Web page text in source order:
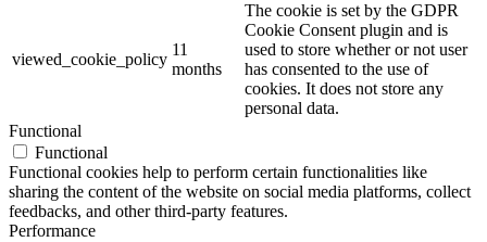
viewed_cookie_policy
11
months
The cookie is set by the GDPR
Cookie Consent plugin and is
used to store whether or not user
has consented to the use of
cookies. It does not store any
personal data.
Functional
Functional
Functional cookies help to perform certain functionalities like
sharing the content of the website on social media platforms, collect
feedbacks, and other third-party features.
Performance